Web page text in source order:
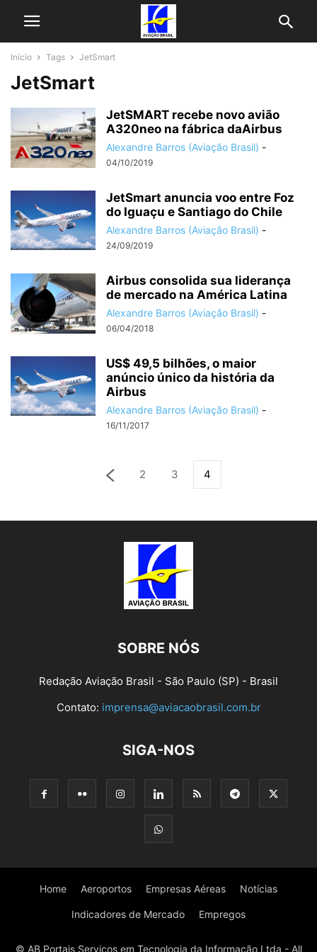
Início Tags JetSmart
JetSmart
JetSMART recebe novo avião
A320neo na fábrica daAirbus
Alexandre Barros (Aviação Brasil) -
04/10/2019
JetSmart anuncia voo entre Foz
do Iguaçu e Santiago do Chile
Alexandre Barros (Aviação Brasil) -
24/09/2019
Airbus consolida sua liderança
de mercado na América Latina
Alexandre Barros (Aviação Brasil) -
06/04/2018
US$ 49,5 bilhões, o maior
anúncio único da história da
Airbus
Alexandre Barros (Aviação Brasil) -
16/11/2017
2 3 4
SOBRE NÓS
Redação Aviação Brasil - São Paulo (SP) - Brasil
Contato: imprensa@aviacaobrasil.com.br
SIGA-NOS
Home Aeroportos Empresas Aéreas Notícias
Indicadores de Mercado Empregos
© AB Portais Serviços em Tecnologia da Informação Ltda - All